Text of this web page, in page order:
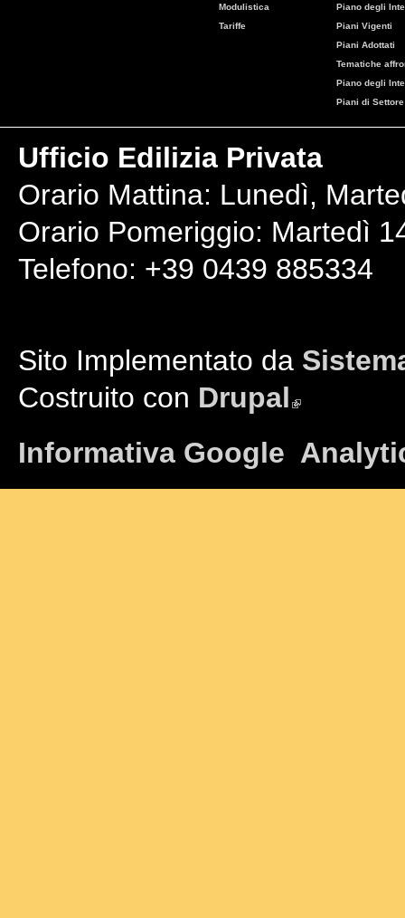
Modulistica
Tariffe
Piano degli
Piani Vigenti
Piani Adottati
Tematiche
Piano degli
Piani di Settore
Ufficio Edilizia Privata
Orario Mattina: Lunedì,
Orario Pomeriggio: Martedì
Telefono: +39 0439 885334
Sito Implementato da
Costruito con Drupal
Informativa Google